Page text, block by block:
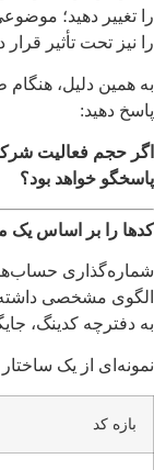
را تغییر دهید؛
را نیز تحت تأثیر قرار
به همین دلیل،
پاسخ دهید:
اگر حجم فعالیت
پاسخگو خواهد بود؟
کدها را بر اساس
شماره‌گذاری حساب‌ها
الگوی مشخصی داشته
به دفترچه کدینگ،
نمونه‌ای از یک
بازه کد